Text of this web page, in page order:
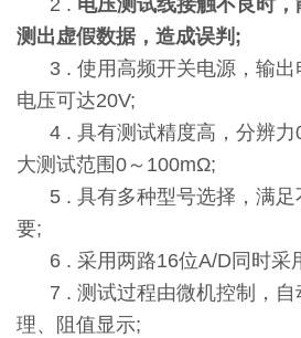
测出虚假数据，造成误判;
3 . 使用高频开关电源，输出
电压可达20V;
4 . 具有测试精度高，分辨力
大测试范围0～100mΩ;
5 . 具有多种型号选择，满足
要;
6 . 采用两路16位A/D同时采
7 . 测试过程由微机控制，自
理、阻值显示;